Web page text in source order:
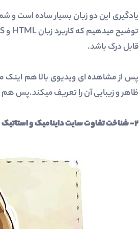
قابل درک باشد.
ظاهر و زیبایی آن را تعریف میکند.پس هم
۲- شناخت تفاوت سایت داینامیک و استاتیک